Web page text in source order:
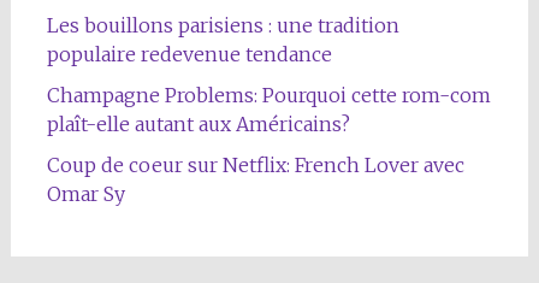
Les bouillons parisiens : une tradition
populaire redevenue tendance
Champagne Problems: Pourquoi cette rom-com
plaît-elle autant aux Américains?
Coup de coeur sur Netflix: French Lover avec
Omar Sy